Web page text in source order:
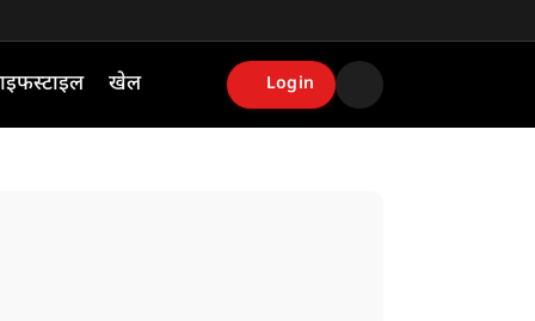
खेल Login